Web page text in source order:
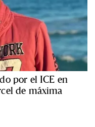
por el ICE en
de máxima